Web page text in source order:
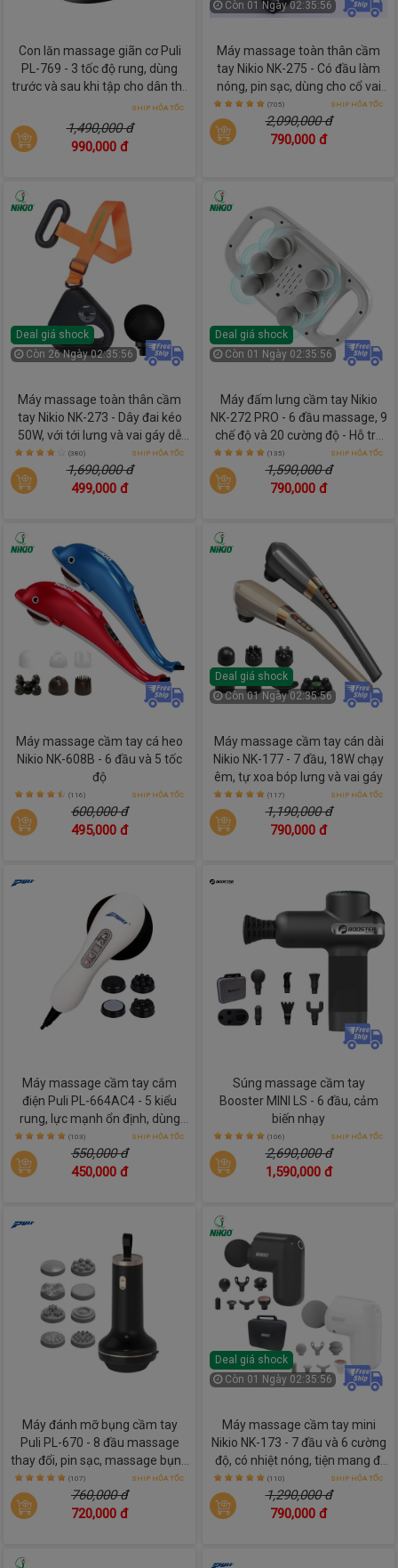
Con lăn massage giãn cơ Puli
PL-769 - 3 tốc độ rung, dùng
trước và sau khi tập cho dân thể
SHIP HỎA TỐC
1,490,000 đ
990,000 đ
Còn 01 Ngày 02:35:54
Máy massage toàn thân cầm
tay Nikio NK-275 - Có đầu làm
nóng, pin sạc, dùng cho cổ vai
gáy và lưng
(705) SHIP HỎA TỐC
2,090,000 đ
790,000 đ
Deal giá shock
Còn 26 Ngày 02:35:54
Máy massage toàn thân cầm
tay Nikio NK-273 - Dây đai kéo
50W, với tới lưng và vai gáy dễ
(380) SHIP HỎA TỐC
1,690,000 đ
499,000 đ
Deal giá shock
Còn 01 Ngày 02:35:54
Máy đấm lưng cầm tay Nikio
NK-272 PRO - 6 đầu massage, 9
chế độ và 20 cường độ - Hỗ trợ
giảm đau nhức mỏi nhanh
chóng
(135) SHIP HỎA TỐC
1,590,000 đ
790,000 đ
Máy massage cầm tay cá heo
Nikio NK-608B - 6 đầu và 5 tốc
độ
(116) SHIP HỎA TỐC
600,000 đ
495,000 đ
Deal giá shock
Còn01 Ngày 02:35:54
Máy massage cầm tay cán dài
Nikio NK-177 - 7 đầu, 18W chạy
êm, tự xoa bóp lưng và vai gáy
(117) SHIP HỎA TỐC
1,190,000 đ
790,000 đ
Máy massage cầm tay cắm
điện Puli PL-664AC4 - 5 kiểu
rung, lực mạnh ổn định, dùng
lâu không lo hết pin
(103) SHIP HỎA TỐC
550,000 đ
450,000 đ
Súng massage cầm tay
Booster MINI LS - 6 đầu, cảm
biến nhạy
(106) SHIP HỎA TỐC
2,690,000 đ
1,590,000 đ
Máy đánh mỡ bụng cầm tay
Puli PL-670 - 8 đầu massage
thay đổi, pin sạc, massage bụng
và toàn thân tại nhà
(107) SHIP HỎA TỐC
760,000 đ
720,000 đ
Deal giá shock
Còn 01 Ngày 02:35:54
Máy massage cầm tay mini
Nikio NK-173 - 7 đầu và 6 cường
độ, có nhiệt nóng, tiện mang đi
(110) SHIP HỎA TỐC
1,290,000 đ
790,000 đ